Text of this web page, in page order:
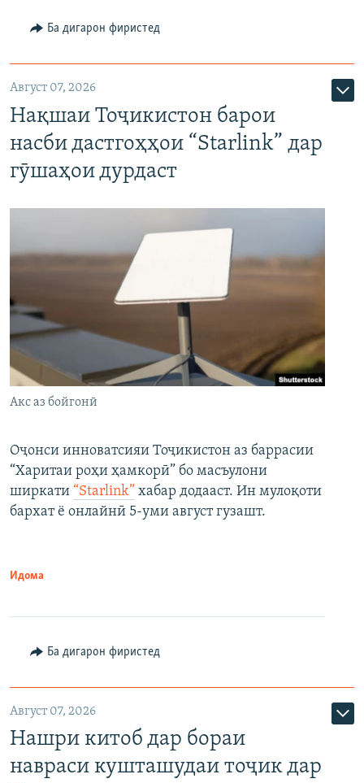
Ба дигарон фиристед
Август 07, 2026
Нақшаи Тоҷикистон барои
насби дастгоҳҳои “Starlink” дар
гӯшаҳои дурдаст
Акс аз бойгонӣ
Оҷонси инноватсияи Тоҷикистон аз баррасии
“Харитаи роҳи ҳамкорӣ” бо масъулони
ширкати “Starlink” хабар додааст. Ин мулоқоти
бархат ё онлайнӣ 5-уми август гузашт.
Идома
Ба дигарон фиристед
Август 07, 2026
Нашри китоб дар бораи
навраси кушташудаи тоҷик дар